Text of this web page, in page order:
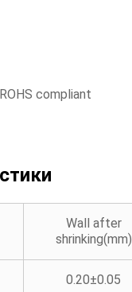
compliant
Wall after
shrinking(mm)
0.20±0.05